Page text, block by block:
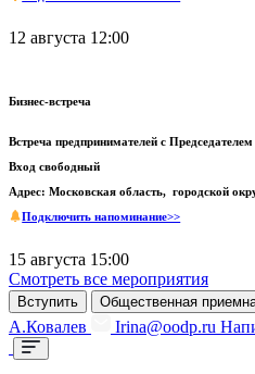
12 августа 12:00
Бизнес-встреча
Встреча предпринимателей с
Вход свободный
Адрес: Московская область, городской
Подключить напоминание>>
15 августа 15:00
Смотреть все мероприятия
Вступить Общественная
А.Ковалев
Irina@oodp.ru